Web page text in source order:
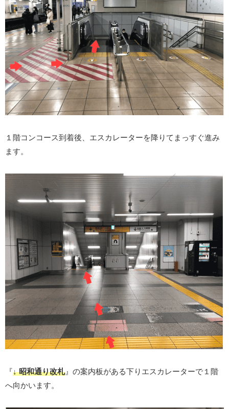
１階コンコース到着後、エスカレーターを降りてまっすぐ進み
ます。
『↓ 昭和通り改札』の案内板がある下りエスカレーターで１階
へ向かいます。